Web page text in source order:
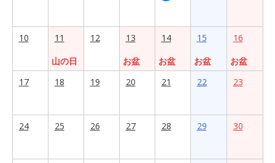
10
11
山の日
12
13
お盆
14
お盆
15
お盆
16
お盆
17
18 19 20 21 22 23
24 25 26 27 28 29 30